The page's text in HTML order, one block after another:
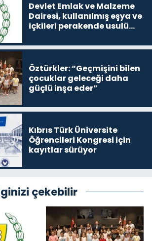
Devlet Emlak ve Malzeme
Dairesi, kullanılmış eşya ve
içkileri perakende usulü
Öztürkler: “Geçmişini bilen
çocuklar geleceği daha
güçlü inşa eder”
Kıbrıs Türk Üniversite
Öğrencileri Kongresi için
kayıtlar sürüyor
çekebilir